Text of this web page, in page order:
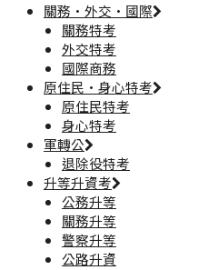
關務·外交·國際
關務特考
外交特考
國際商務
原住民·身心特考
原住民特考
身心特考
軍轉公
退除役特考
升等升資考
公務升等
關務升等
警察升等
公路升資